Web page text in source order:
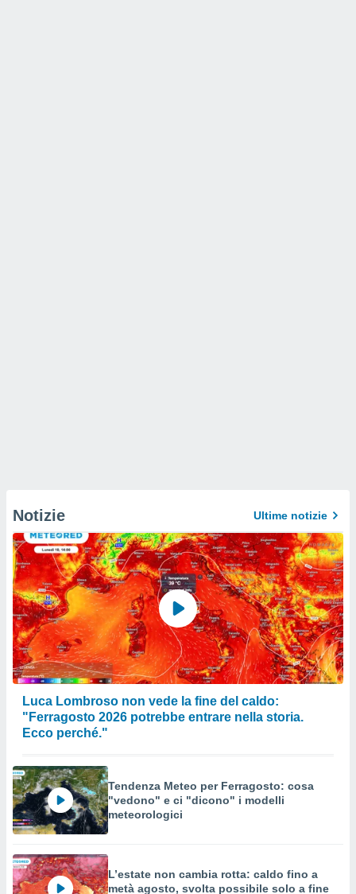
Notizie Ultime notizie
Luca Lombroso non vede la fine del caldo:
"Ferragosto 2026 potrebbe entrare nella storia.
Ecco perché."
Tendenza Meteo per Ferragosto: cosa
"vedono" e ci "dicono" i modelli
meteorologici
L’estate non cambia rotta: caldo fino a
metà agosto, svolta possibile solo a fine